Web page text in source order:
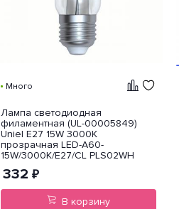
Много
Лампа светодиодная
филаментная (UL-00005849)
Uniel E27 15W 3000K
прозрачная LED-A60-
15W/3000K/E27/CL PLS02WH
332 ₽
В корзину